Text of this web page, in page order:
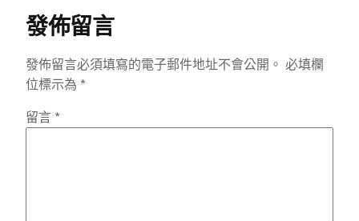
發佈留言
發佈留言必須填寫的電子郵件地址不會公開。 必填欄
位標示為 *
留言 *